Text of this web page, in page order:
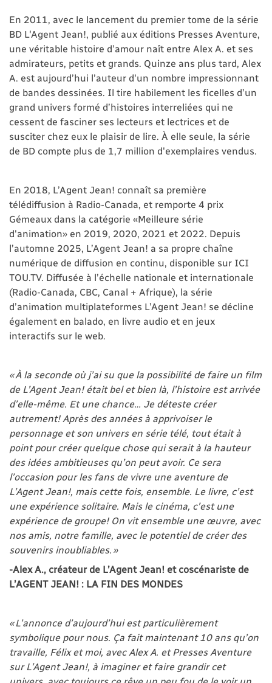
En 2011, avec le lancement du premier tome de la série
BD L'Agent Jean!, publié aux éditions Presses Aventure,
une véritable histoire d’amour naît entre Alex A. et ses
admirateurs, petits et grands. Quinze ans plus tard, Alex
A. est aujourd’hui l’auteur d'un nombre impressionnant
de bandes dessinées. Il tire habilement les ficelles d’un
grand univers formé d’histoires interreliées qui ne
cessent de fasciner ses lecteurs et lectrices et de
susciter chez eux le plaisir de lire. À elle seule, la série
de BD compte plus de 1,7 million d'exemplaires vendus.
En 2018, L’Agent Jean! connaît sa première
télédiffusion à Radio-Canada, et remporte 4 prix
Gémeaux dans la catégorie «Meilleure série
d'animation» en 2019, 2020, 2021 et 2022. Depuis
l’automne 2025, L’Agent Jean! a sa propre chaîne
numérique de diffusion en continu, disponible sur ICI
TOU.TV. Diffusée à l’échelle nationale et internationale
(Radio-Canada, CBC, Canal + Afrique), la série
d’animation multiplateformes L’Agent Jean! se décline
également en balado, en livre audio et en jeux
interactifs sur le web.
« À la seconde où j’ai su que la possibilité de faire un film
de L’Agent Jean! était bel et bien là, l’histoire est arrivée
d’elle-même. Et une chance… Je déteste créer
autrement! Après des années à apprivoiser le
personnage et son univers en série télé, tout était à
point pour créer quelque chose qui serait à la hauteur
des idées ambitieuses qu’on peut avoir. Ce sera
l’occasion pour les fans de vivre une aventure de
L’Agent Jean!, mais cette fois, ensemble. Le livre, c’est
une expérience solitaire. Mais le cinéma, c’est une
expérience de groupe! On vit ensemble une œuvre, avec
nos amis, notre famille, avec le potentiel de créer des
souvenirs inoubliables. »
-Alex A., créateur de L’Agent Jean! et coscénariste de
L’AGENT JEAN! : LA FIN DES MONDES
« L’annonce d’aujourd’hui est particulièrement
symbolique pour nous. Ça fait maintenant 10 ans qu’on
travaille, Félix et moi, avec Alex A. et Presses Aventure
sur L’Agent Jean!, à imaginer et faire grandir cet
univers, avec toujours ce rêve un peu fou de le voir un